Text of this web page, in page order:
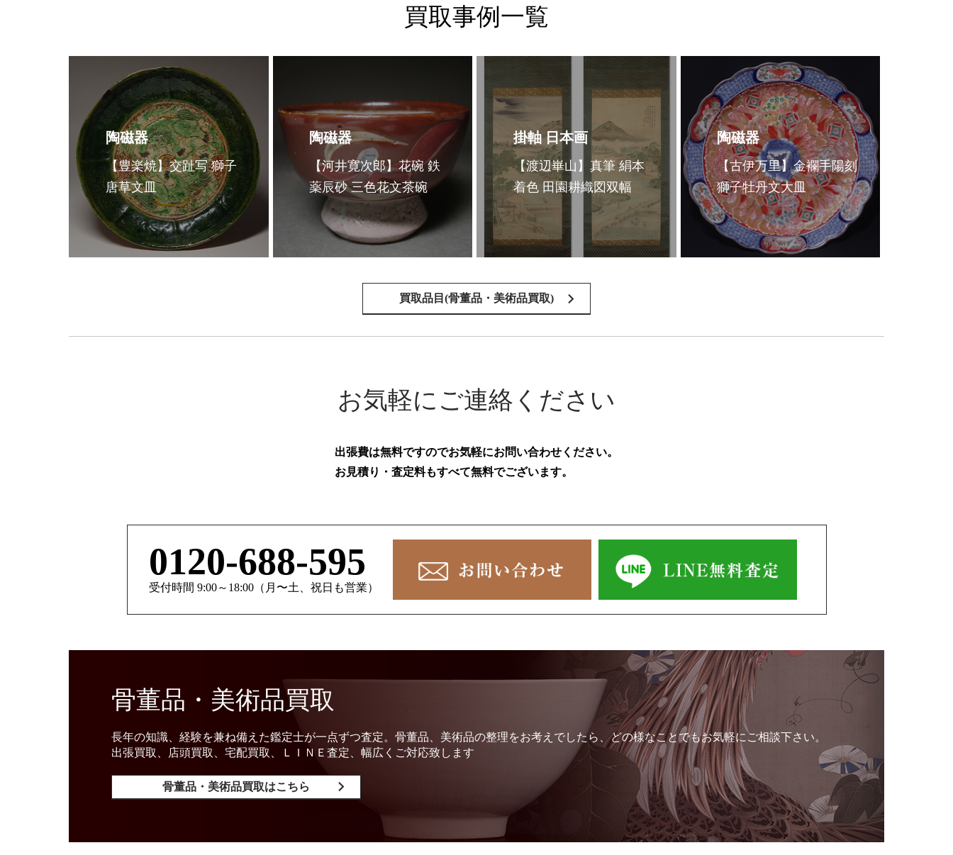
買取事例一覧
陶磁器
【豊楽焼】交趾写 獅子
唐草文皿
陶磁器
【河井寛次郎】花碗 鉄
薬辰砂 三色花文茶碗
掛軸 日本画
【渡辺崋山】真筆 絹本
着色 田園耕織図双幅
陶磁器
【古伊万里】金襴手陽刻
獅子牡丹文大皿
買取品目(骨董品・美術品買取)
お気軽にご連絡ください
出張費は無料ですのでお気軽にお問い合わせください。
お見積り・査定料もすべて無料でございます。
0120-688-595
受付時間 9:00～18:00（月〜土、祝日も営業）
骨董品・美術品買取
長年の知識、経験を兼ね備えた鑑定士が一点ずつ査定。骨董品、美術品の整理をお考えでしたら、どの様なことでもお気軽にご相談下さい。
出張買取、店頭買取、宅配買取、ＬＩＮＥ査定、幅広くご対応致します
骨董品・美術品買取はこちら